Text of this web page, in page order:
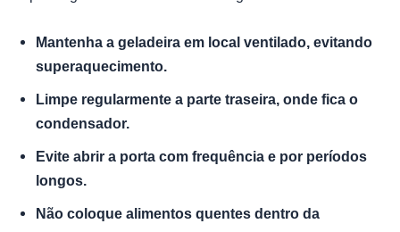
Mantenha a geladeira em local ventilado, evitando
superaquecimento.
Limpe regularmente a parte traseira, onde fica o
condensador.
Evite abrir a porta com frequência e por períodos
longos.
Não coloque alimentos quentes dentro da